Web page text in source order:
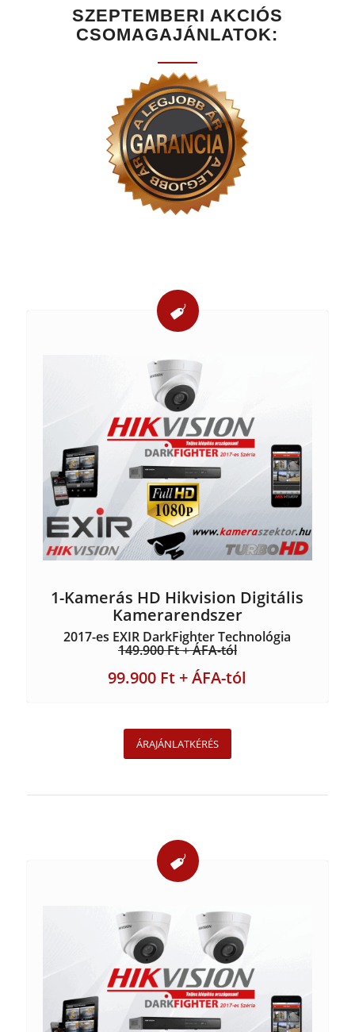
SZEPTEMBERI AKCIÓS
CSOMAGAJÁNLATOK:
1-Kamerás HD Hikvision Digitális
Kamerarendszer
2017-es EXIR DarkFighter Technológia
149.900 Ft + ÁFA-tól
99.900 Ft + ÁFA-tól
ÁRAJÁNLATKÉRÉS